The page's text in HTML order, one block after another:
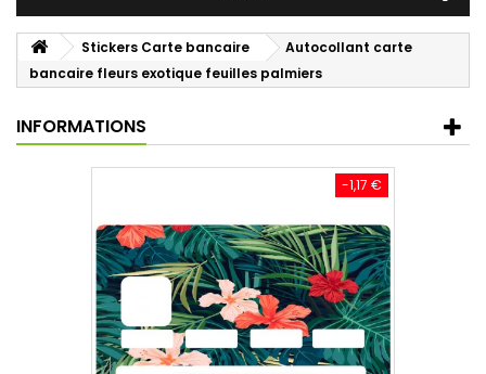
Stickers Carte bancaire
Autocollant carte
bancaire fleurs exotique feuilles palmiers
INFORMATIONS
-1,17 €